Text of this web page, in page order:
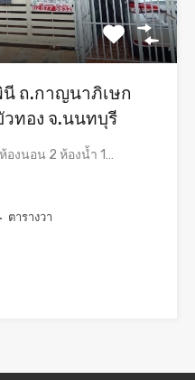
ถ.กาญนาภิเษก
ทอง จ.นนทบุรี
องนอน 2 ห้องน้ำ 1…
ตารางวา